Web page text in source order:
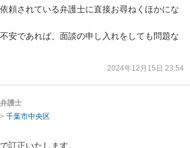
頼されている弁護士に直接お尋ねくほかにな
安であれば、面談の申し入れをしても問題な
2024年12月15日 23:54
弁護士
> 千葉市中央区
訂正いたします。